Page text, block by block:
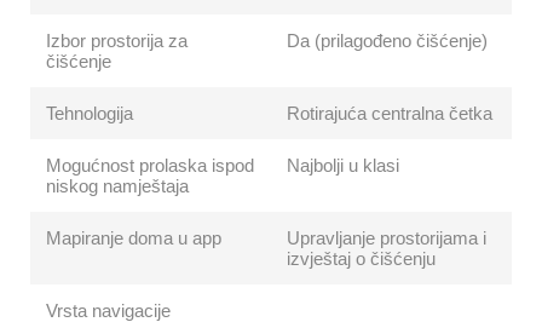
Izbor prostorija za
čišćenje
Da (prilagođeno čišćenje)
Tehnologija Rotirajuća centralna četka
Mogućnost prolaska ispod
niskog namještaja
Najbolji u klasi
Mapiranje doma u app
Upravljanje prostorijama i
izvještaj o čišćenju
Vrsta navigacije